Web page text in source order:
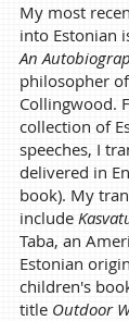
My most
into Estonian
An
philosopher
Collingwood.
collection of
speeches, I
delivered in
book). My
include
Taba, an
Estonian
children's
title Outdoor